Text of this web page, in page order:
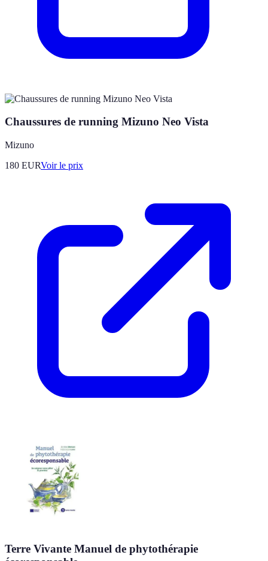
Chaussures de running Mizuno Neo Vista
Mizuno
180 EURVoir le prix
Terre Vivante Manuel de phytothérapie